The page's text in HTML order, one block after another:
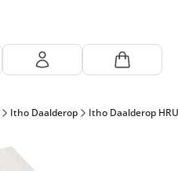
Itho Daalderop Itho Daalderop HRU